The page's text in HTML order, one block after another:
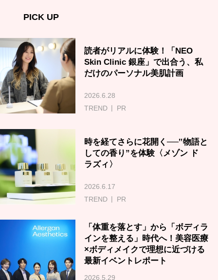
PICK UP
読者がリアルに体験！「NEO
Skin Clinic 銀座」で出合う、私
だけのパーソナル美肌計画
2026.6.28
TREND
PR
時を経てさらに花開く──‟物語と
しての香り”を体験〈メゾン ド
ラズィ〉
2026.6.17
TREND
PR
「体重を落とす」から「ボディラ
インを整える」時代へ！美容医療
×ボディメイクで理想に近づける
最新イベントレポート
2026.5.29